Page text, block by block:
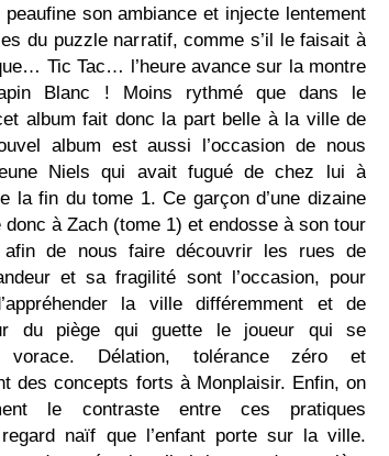
son ambiance et injecte lentement
du puzzle narratif, comme s’il le faisait à
Tic Tac… l’heure avance sur la montre
Blanc ! Moins rythmé que dans le
album fait donc la part belle à la ville de
album est aussi l’occasion de nous
Niels qui avait fugué de chez lui à
la fin du tome 1. Ce garçon d’une dizaine
donc à Zach (tome 1) et endosse à son tour
de nous faire découvrir les rues de
et sa fragilité sont l’occasion, pour
la ville différemment et de
du piège qui guette le joueur qui se
vorace. Délation, tolérance zéro et
des concepts forts à Monplaisir. Enfin, on
le contraste entre ces pratiques
naïf que l’enfant porte sur la ville.